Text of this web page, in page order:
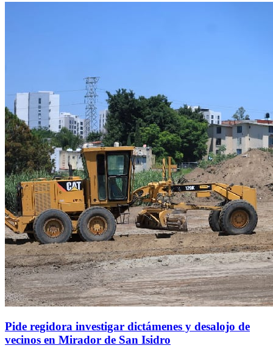
Pide regidora investigar dictámenes y desalojo de
vecinos en Mirador de San Isidro